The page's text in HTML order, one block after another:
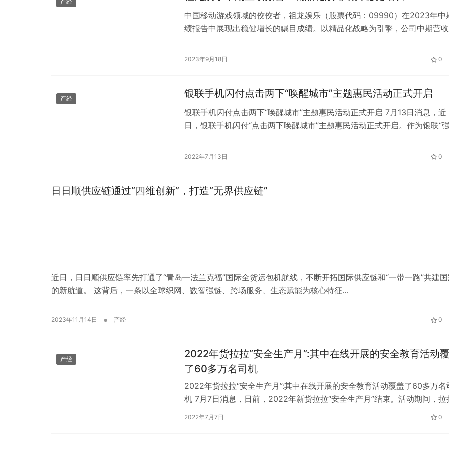
中国移动游戏领域的佼佼者，祖龙娱乐（股票代码：09990）在2023年中
绩报告中展现出稳健增长的瞩目成绩。以精品化战略为引擎，公司中期营收
2023年9月18日 0
产经 银联手机闪付点击两下“唤醒城市”主题惠民活动正式开启
银联手机闪付点击两下“唤醒城市”主题惠民活动正式开启 7月13日消息，近
日，银联手机闪付“点击两下唤醒城市”主题惠民活动正式开启。作为银联“
2022年7月13日 0
日日顺供应链通过“四维创新”，打造“无界供应链”
近日，日日顺供应链率先打通了“青岛—法兰克福”国际全货运包机航线，不断开拓国际供应链和“一带一路”共建
的新航道。 这背后，一条以全球织网、数智强链、跨场服务、生态赋能为核心特征…
2023年11月14日 • 产经 0
产经
2022年货拉拉“安全生产月”:其中在线开展的安全教育活动
了60多万名司机
2022年货拉拉“安全生产月”:其中在线开展的安全教育活动覆盖了60多万名
机 7月7日消息，日前，2022年新货拉拉“安全生产月”结束。活动期间，拉
在线上线下开展了一系列安全教…
2022年7月7日 0